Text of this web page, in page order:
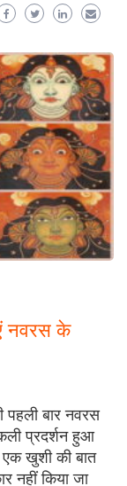
नवरस के
बार नवरस
प्रदर्शन हुआ
एक खुशी की बात
नहीं किया जा